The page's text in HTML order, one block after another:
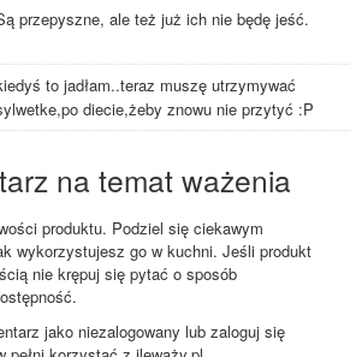
przepyszne, ale też już ich nie będę jeść.
to jadłam..teraz muszę utrzymywać
diecie,żeby znowu nie przytyć :P
na temat ważenia
produktu. Podziel się ciekawym
wykorzystujesz go w kuchni. Jeśli produkt
nie krępuj się pytać o sposób
jako niezalogowany lub zaloguj się